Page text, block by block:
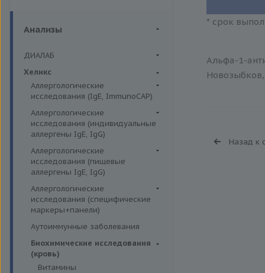
Анализы
ДИАЛАБ
Биохимия крови
Хеликс
Аллергологические
исследования (IgE, ImmunoCAP)
Аллергены животных
Аллергены пыльцы
Бытовые аллергены
Пищевые аллегрены
Аллергологические
исследования (индивидуальные
аллергены IgE, IgG)
Аллергены гельминтов IgE
Аллергены деревьев IgE, IgG
Аллергены металлов IgE
Аллергены сорных трав IgE
Аллергены трав IgE
Бытовые аллергены IgE, IgG
Инсектные аллергены IgE
Аллергологические
исследования (пищевые
аллергены IgE, IgG)
Пищевые аллегрены IgE
Пищевые аллегрены IgG
Аллергологические
исследования (специфические
маркеры+панели)
Неспецифические маркеры
аллергических реакций
Определение специфических
иммуноглобулинов класса G
Аутоиммунные заболевания
Биохимические исследования
(кровь)
Витамины
* срок
Альфа-1-
Назад к